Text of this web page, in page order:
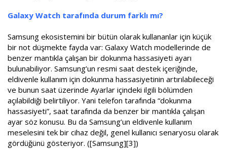
Galaxy Watch tarafında durum farklı mı?
Samsung ekosistemini bir bütün olarak kullananlar için küçük
bir not düşmekte fayda var: Galaxy Watch modellerinde de
benzer mantıkla çalışan bir dokunma hassasiyeti ayarı
bulunabiliyor. Samsung’un resmi saat destek içeriğinde,
eldivenle kullanım için dokunma hassasiyetinin artırılabileceği
ve bunun saat üzerinde Ayarlar içindeki ilgili bölümden
açılabildiği belirtiliyor. Yani telefon tarafında “dokunma
hassasiyeti”, saat tarafında da benzer bir mantıkla çalışan
ayar söz konusu. Bu da Samsung’un eldivenle kullanım
meselesini tek bir cihaz değil, genel kullanıcı senaryosu olarak
gördüğünü gösteriyor. ([Samsung][3])